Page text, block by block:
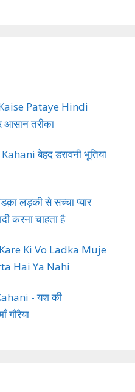
Pataye Hindi
तरीका
बेहद डरावनी भूतिया
लड़की से सच्चा प्यार
करना चाहता है
Ki Vo Ladka Muje
Hai Ya Nahi
- यश की
गौरैया